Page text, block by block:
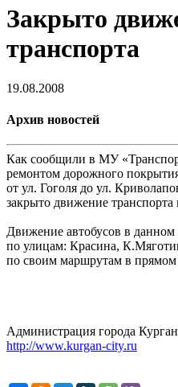
Закрыто
транспорта
19.08.2008
Архив новостей
Как сообщили в МУ
ремонтом дорожного
от ул. Гоголя до ул.
закрыто движение транспорта
Движение автобусов в данном
по улицам: Красина,
по своим маршрутам в
Администрация города
http://www.kurgan-city.ru